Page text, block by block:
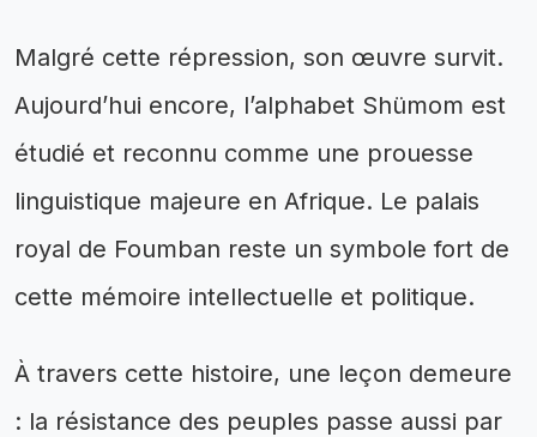
Malgré cette répression, son œuvre survit.
Aujourd’hui encore, l’alphabet Shümom est
étudié et reconnu comme une prouesse
linguistique majeure en Afrique. Le palais
royal de Foumban reste un symbole fort de
cette mémoire intellectuelle et politique.
À travers cette histoire, une leçon demeure
: la résistance des peuples passe aussi par